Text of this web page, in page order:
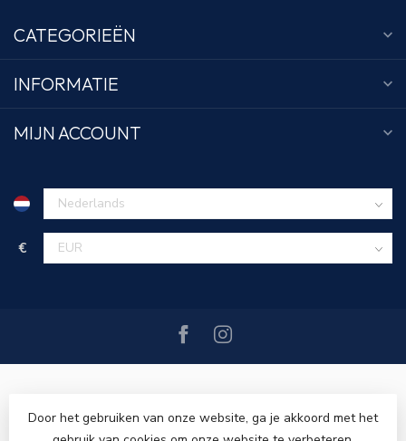
CATEGORIEËN
INFORMATIE
MIJN ACCOUNT
€
Door het gebruiken van onze website, ga je akkoord met het